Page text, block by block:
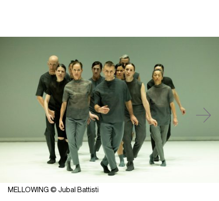
MELLOWING © Jubal Battisti